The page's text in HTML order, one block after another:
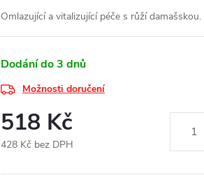
Omlazující a vitalizující péče s růží damašskou.
Dodání do 3 dnů
Možnosti doručení
518 Kč
428 Kč bez DPH
cena: